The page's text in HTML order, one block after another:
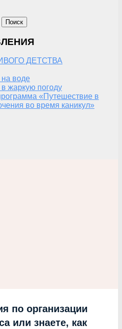
Поиск
ДЕТСТВА
воде
жаркую погоду
«Путешествие в
во время каникул»
по организации
или знаете, как